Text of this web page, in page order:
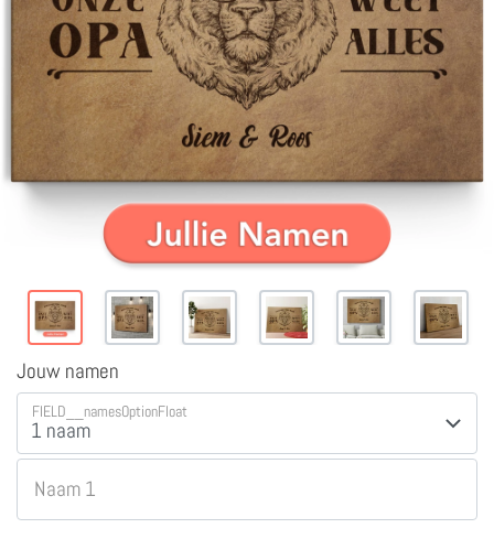
Jouw namen
FIELD__namesOptionFloat
Naam 1